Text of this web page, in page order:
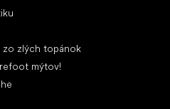
zo zlých topánok
mýtov!